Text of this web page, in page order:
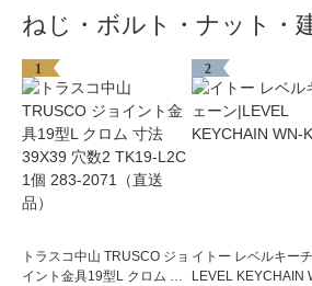
ねじ・ボルト・ナット・
1
トラスコ中山 TRUSCO ジョ
イント金具19型L クロム 寸
2
イトー レベルキー
LEVEL KEYCHAIN